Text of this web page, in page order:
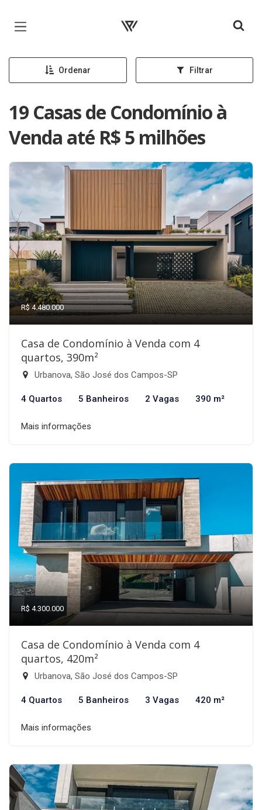
Página inicial
Ordenar Filtrar
19 Casas de Condomínio à
Venda até R$ 5 milhões
R$ 4.480.000
Casa de Condomínio à Venda com 4
quartos, 390m²
Urbanova, São José dos Campos-SP
4 Quartos 5 Banheiros 2 Vagas 390 m²
Mais informações
R$ 4.300.000
Casa de Condomínio à Venda com 4
quartos, 420m²
Urbanova, São José dos Campos-SP
4 Quartos 5 Banheiros 3 Vagas 420 m²
Mais informações